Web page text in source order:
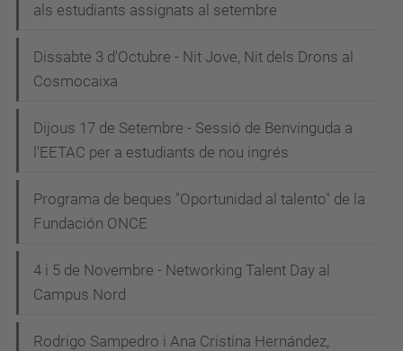
als estudiants assignats al setembre
Dissabte 3 d'Octubre - Nit Jove, Nit dels Drons al
Cosmocaixa
Dijous 17 de Setembre - Sessió de Benvinguda a
l'EETAC per a estudiants de nou ingrés
Programa de beques "Oportunidad al talento" de la
Fundación ONCE
4 i 5 de Novembre - Networking Talent Day al
Campus Nord
Rodrigo Sampedro i Ana Cristina Hernández,